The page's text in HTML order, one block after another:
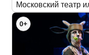
Московский театр
0+